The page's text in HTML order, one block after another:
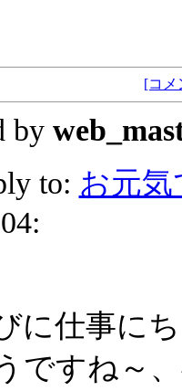
[コメ
by
to: お元
に仕事に
ですね～